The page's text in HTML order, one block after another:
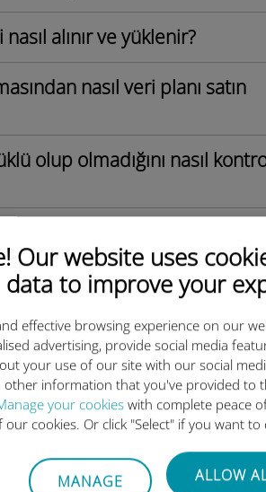
Our website uses
data to improve your
effective browsing experience on our
advertising, provide social media
your use of our site with our social
other information that you've provided to
your cookies with complete peace
cookies. Or click "Select" if you want
MANAGE ALLOW
alınır ve yüklenir?
nasıl veri planı satın
olup olmadığını nasıl
yüklü ve etkin ancak herhangi
yüklü ve etkin, ağ
yok, ne yapmalıyım?
yüklü olup olmadığını
yüklü ve etkin ancak